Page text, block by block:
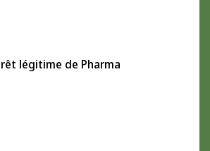
légitime de Pharma